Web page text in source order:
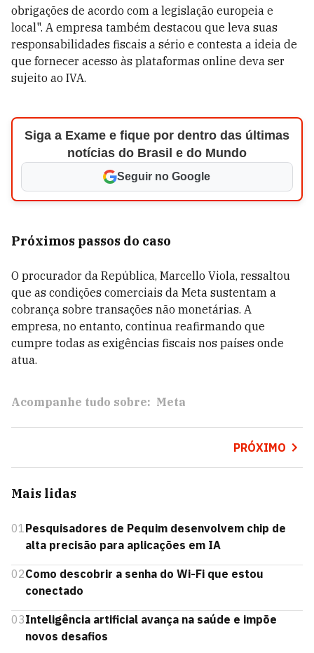
obrigações de acordo com a legislação europeia e
local". A empresa também destacou que leva suas
responsabilidades fiscais a sério e contesta a ideia de
que fornecer acesso às plataformas online deva ser
sujeito ao IVA.
Siga a Exame e fique por dentro das últimas
notícias do Brasil e do Mundo
Seguir no Google
Próximos passos do caso
O procurador da República, Marcello Viola, ressaltou
que as condições comerciais da Meta sustentam a
cobrança sobre transações não monetárias. A
empresa, no entanto, continua reafirmando que
cumpre todas as exigências fiscais nos países onde
atua.
Acompanhe tudo sobre: Meta
PRÓXIMO
Mais lidas
01Pesquisadores de Pequim desenvolvem chip de
alta precisão para aplicações em IA
02Como descobrir a senha do Wi-Fi que estou
conectado
03Inteligência artificial avança na saúde e impõe
novos desafios